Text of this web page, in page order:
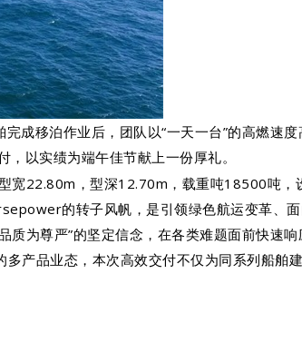
成移泊作业后，团队以“一天一台”的高燃速
以实绩为端午佳节献上一份厚礼。
22.80m，型深12.70m，载重吨18500吨，
的转子风帆，是引领绿色航运变革、面
为尊严”的坚定信念，在各类难题面前快速
产品业态，本次高效交付不仅为同系列船舶